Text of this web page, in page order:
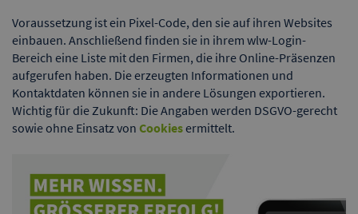
Voraussetzung ist ein Pixel-Code, den sie auf ihren Websites
einbauen. Anschließend finden sie in ihrem wlw-Login-
Bereich eine Liste mit den Firmen, die ihre Online-Präsenzen
aufgerufen haben. Die erzeugten Informationen und
Kontaktdaten können sie in andere Lösungen exportieren.
Wichtig für die Zukunft: Die Angaben werden DSGVO-gerecht
sowie ohne Einsatz von Cookiesermittelt.